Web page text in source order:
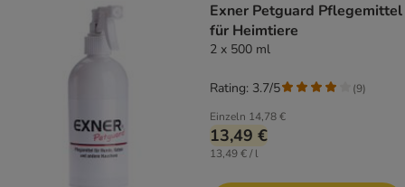
Exner Petguard Pflegemittel
für Heimtiere
2 x 500 ml
Einzeln 14,78 €
13,49 €
13,49 € / l
Rating: 3.7/5 (9)